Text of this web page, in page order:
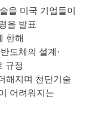
을 미국 기업들이
을 발표
한해
도체의 설계·
규정
해지며 천단기술
어려워지는